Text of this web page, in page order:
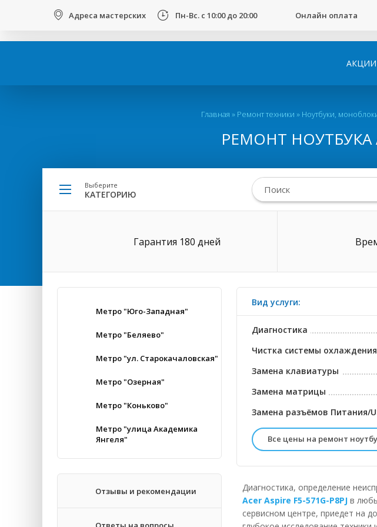
Адреса мастерских Пн-Вс. с 10:00 до 20:00 Онлайн оплата
АКЦИИ
Главная » Ремонт техники » Ноутбуки,
РЕМОНТ НОУТБУКА
Выберите
КАТЕГОРИЮ
Гарантия 180 дней
Метро "Юго-Западная"
Метро "Беляево"
Метро "ул. Старокачаловская"
Метро "Озерная"
Метро "Коньково"
Метро "улица Академика
Янгеля"
Отзывы и рекомендации
Вид услуги:
Диагностика
Чистка системы
Замена клавиатуры
Замена матрицы
Замена разъёмов Питания/
Все цены на ремонт
Доставка в сервисный
Углубленная диагностика
Экспресс чистка системы
Диагностика, определение
Acer Aspire F5-571G-P8PJ в
сервисном центре, приедет на